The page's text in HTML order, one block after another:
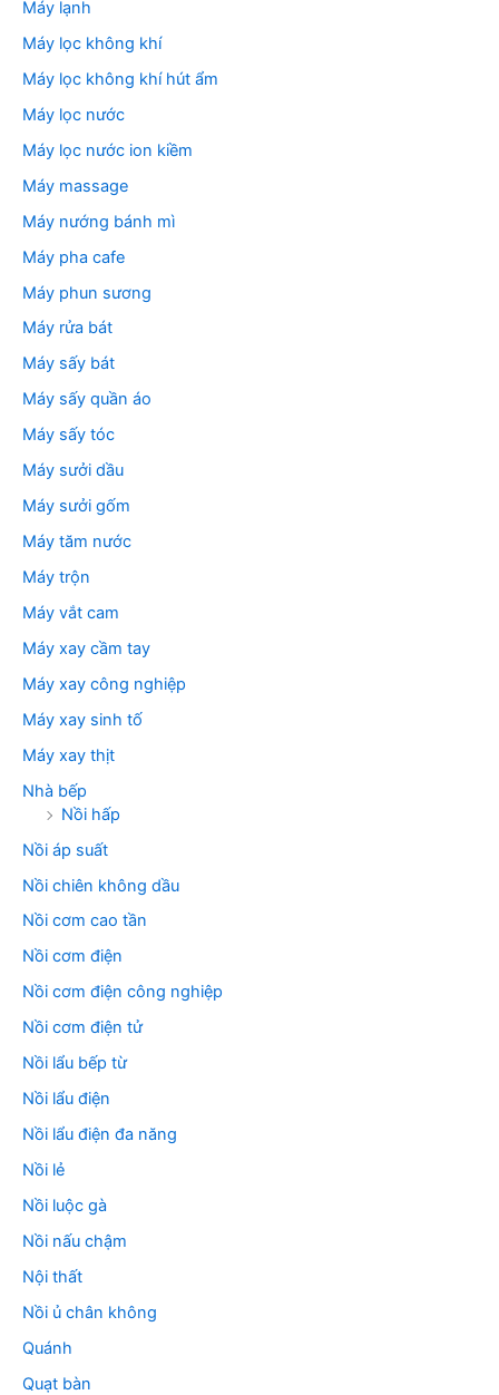
Máy lạnh
Máy lọc không khí
Máy lọc không khí hút ẩm
Máy lọc nước
Máy lọc nước ion kiềm
Máy massage
Máy nướng bánh mì
Máy pha cafe
Máy phun sương
Máy rửa bát
Máy sấy bát
Máy sấy quần áo
Máy sấy tóc
Máy sưởi dầu
Máy sưởi gốm
Máy tăm nước
Máy trộn
Máy vắt cam
Máy xay cầm tay
Máy xay công nghiệp
Máy xay sinh tố
Máy xay thịt
Nhà bếp
Nồi hấp
Nồi áp suất
Nồi chiên không dầu
Nồi cơm cao tần
Nồi cơm điện
Nồi cơm điện công nghiệp
Nồi cơm điện tử
Nồi lẩu bếp từ
Nồi lẩu điện
Nồi lẩu điện đa năng
Nồi lẻ
Nồi luộc gà
Nồi nấu chậm
Nội thất
Nồi ủ chân không
Quánh
Quạt bàn